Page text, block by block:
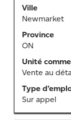
Ville
Newmarket
Province
ON
Unité
Vente au
Type
Sur appel
barre
d’espacement
afficher
tout
le
contenu
sur
l’emploi.